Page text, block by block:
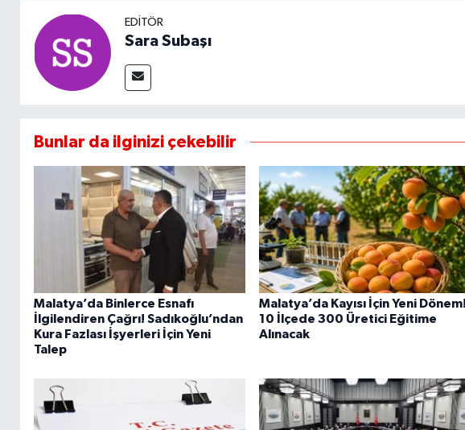
EDITÖR
Sara Subaşı
Bunlar da ilginizi çekebilir
Malatya’da Binlerce Esnafı
İlgilendiren Çağrı! Sadıkoğlu’ndan
Kura Fazlası İşyerleri İçin Yeni
Talep
Malatya’da Kayısı İçin Yeni Dönem!
10 İlçede 300 Üretici Eğitime
Alınacak